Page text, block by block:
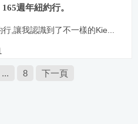
週年紐約行。
行,讓我認識到了不一樣的Kie...
... 8 下一頁